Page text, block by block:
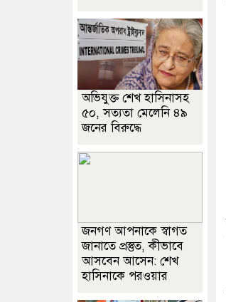
অভিযুক্ত শেখ হাসিনাসহ
৫০, সত্যতা মেলেনি ৪৯
জনের বিরুদ্ধে
জনগণ আপনাকে স্বাগত
জানাতে প্রস্তুত, কীভাবে
আসবেন আসেন: শেখ
হাসিনাকে পরওয়ার